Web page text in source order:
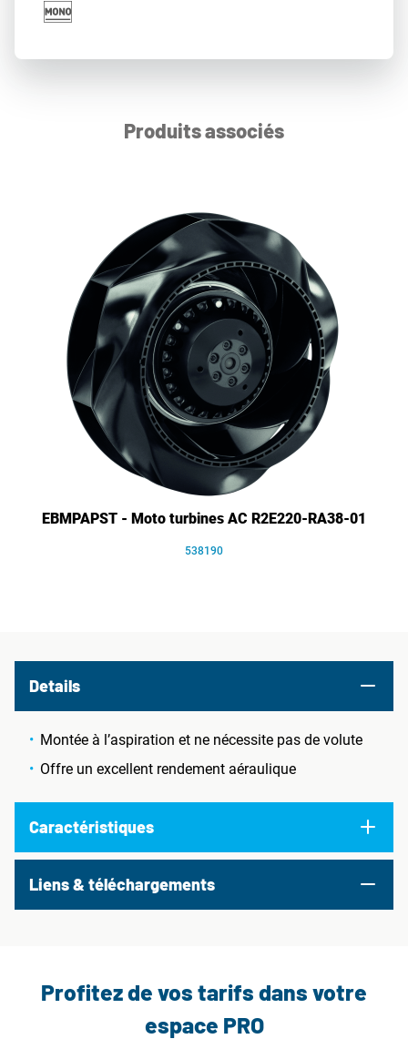
Produits associés
EBMPAPST - Moto turbines AC R2E220-RA38-01
538190
Details
Montée à l’aspiration et ne nécessite pas de volute
Offre un excellent rendement aéraulique
Caractéristiques
Liens & téléchargements
Profitez de vos tarifs dans votre
espace PRO